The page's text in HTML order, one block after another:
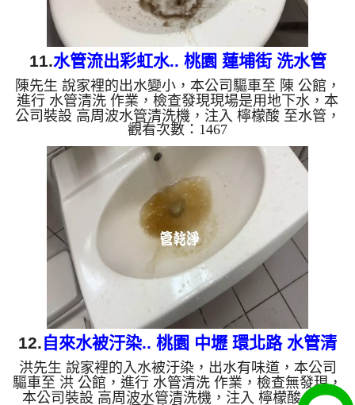
11.水管流出彩虹水.. 桃園 蓮埔街 洗水管
陳先生 說家裡的出水變小，本公司驅車至 陳 公館，
進行 水管清洗 作業，檢查發現現場是用地下水，本
公司裝設 高周波水管清洗機，注入 檸檬酸 至水管，
等了約15分，開啟 水管清洗機 ，啟動 螺旋波 模式，
一洗水管就流出黑水，一下變成棕色綠色，看起來就
像彩虹水，四個多小時後，出水變乾淨熱水出水也恢
復了。 如是自來水，如水管老化，會產生鐵鏽跟泥
沙堆積，洗出來的水就會是咖啡色，地下水含有氧化
錳，管壁上會結成黑色管垢，洗出來的水會跟石油一
樣黑，有些洗出綠色的水，是因為裡面有銅的物質，
生鏽產生銅綠，如...
觀看次數：1467
12.自來水被汙染.. 桃園 中壢 環北路 水管清
洗
洪先生 說家裡的入水被汙染，出水有味道，本公司
驅車至 洪 公館，進行 水管清洗 作業，檢查無發現，
本公司裝設 高周波水管清洗機，注入 檸檬酸 至水